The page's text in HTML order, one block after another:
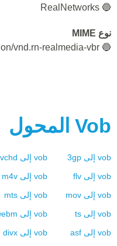
🔵 RealNetworks
نوع MIME
🔵 application/vnd.rn-realmedia-vbr
Vob المحول
vob إلى 3gp
vob إلى
vob إلى flv
vob إلى m4v
vob إلى mov
vob إلى mts
vob إلى ts
vob إلى
vob إلى asf
vob إلى divx